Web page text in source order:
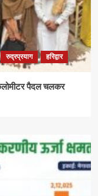
रुद्रप्रयाग हरिद्वार
पैदल चलकर